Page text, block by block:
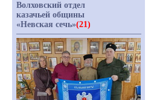
Волховский отдел
казачьей общины
«Невская сечь»(21)